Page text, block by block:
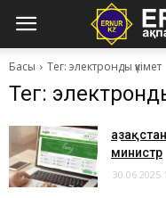
Басы Тег: электронды үкімет
Тег:
министр
30.06.2025